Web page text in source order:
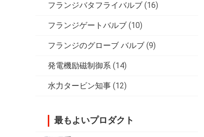
フランジバタフライバルブ (16)
フランジゲートバルブ (10)
フランジのグローブ バルブ (9)
発電機励磁制御系 (14)
水力タービン知事 (12)
最もよいプロダクト